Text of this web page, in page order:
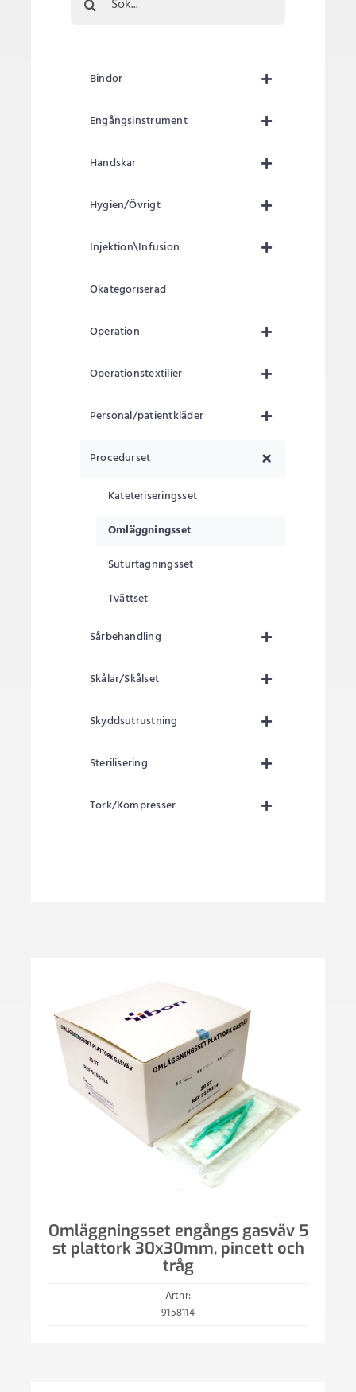
efter:
Bindor
Engångsinstrument
Handskar
Hygien/Övrigt
Injektion\Infusion
Okategoriserad
Operation
Operationstextilier
Personal/patientkläder
Procedurset
Kateteriseringsset
Omläggningsset
Suturtagningsset
Tvättset
Sårbehandling
Skålar/Skålset
Skyddsutrustning
Sterilisering
Tork/Kompresser
Omläggningsset engångs gasväv 5
st plattork 30x30mm, pincett och
tråg
Artnr:
9158114